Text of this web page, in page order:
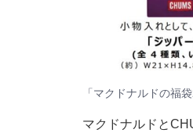
「マクドナルドの福
マクドナルドと